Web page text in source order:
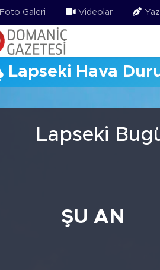
Foto Galeri Videolar
Lapseki Hava
Lapseki
ŞU AN